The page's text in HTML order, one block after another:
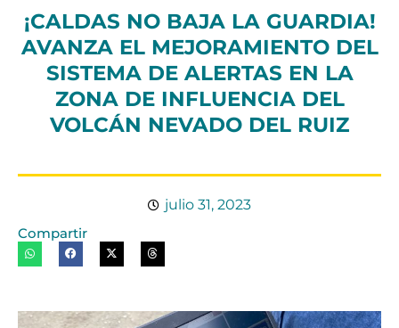
¡CALDAS NO BAJA LA GUARDIA!
AVANZA EL MEJORAMIENTO DEL
SISTEMA DE ALERTAS EN LA
ZONA DE INFLUENCIA DEL
VOLCÁN NEVADO DEL RUIZ
julio 31, 2023
Compartir